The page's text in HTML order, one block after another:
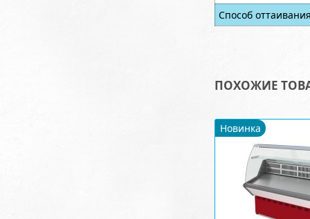
Способ
ПОХОЖИЕ
Новинка